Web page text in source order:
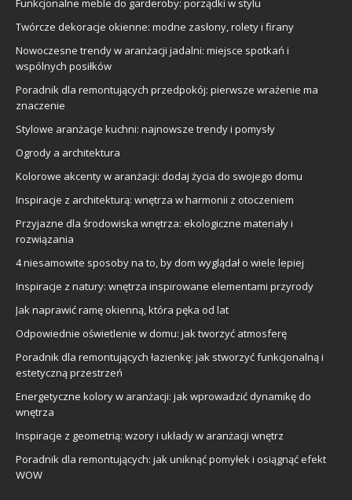
Funkcjonalne meble do garderoby: porządki w stylu
Twórcze dekoracje okienne: modne zasłony, rolety i firany
Nowoczesne trendy w aranżacji jadalni: miejsce spotkań i
wspólnych posiłków
Poradnik dla remontujących przedpokój: pierwsze wrażenie ma
znaczenie
Stylowe aranżacje kuchni: najnowsze trendy i pomysły
Ogrody a architektura
Kolorowe akcenty w aranżacji: dodaj życia do swojego domu
Inspiracje z architekturą: wnętrza w harmonii z otoczeniem
Przyjazne dla środowiska wnętrza: ekologiczne materiały i
rozwiązania
4 niesamowite sposoby na to, by dom wyglądał o wiele lepiej
Inspiracje z natury: wnętrza inspirowane elementami przyrody
Jak naprawić ramę okienną, która pęka od lat
Odpowiednie oświetlenie w domu: jak tworzyć atmosferę
Poradnik dla remontujących łazienkę: jak stworzyć funkcjonalną i
estetyczną przestrzeń
Energetyczne kolory w aranżacji: jak wprowadzić dynamikę do
wnętrza
Inspiracje z geometrią: wzory i układy w aranżacji wnętrz
Poradnik dla remontujących: jak uniknąć pomyłek i osiągnąć efekt
WOW